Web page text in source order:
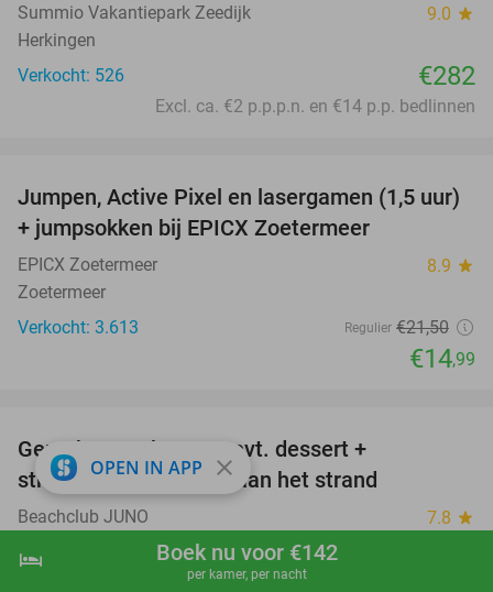
shopping_cart Boek nu
hotel Boek nu voor €142
per kamer, per nacht
Summio Vakantiepark Zeedijk 9.0 star
Herkingen
Verkocht: 526
€282
Excl. ca. €2 p.p.p.n. en €14 p.p. bedlinnen
30%
Jumpen, Active Pixel en lasergamen (1,5 uur)
+ jumpsokken bij EPICX Zoetermeer
EPICX Zoetermeer 8.9 star
Zoetermeer
Verkocht: 3.613
Regulier €21,50
€14,99
Gerecht naar keuze + evt. dessert +
strandbedje + parasol aan het strand
Beachclub JUNO 7.8 star
OPEN IN APP close